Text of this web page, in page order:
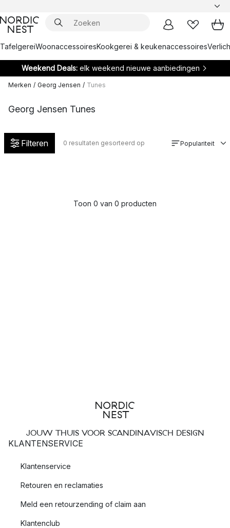
TafelgereiWoonaccessoiresKookgerei & keukenaccessoires
Weekend Deals: elk weekend nieuwe aanbiedingen
Merken / Georg Jensen / Tunes
Georg Jensen Tunes
Filteren 0 resultaten gesorteerd op Populariteit
Toon 0 van 0 producten
JOUW THUIS VOOR SCANDINAVISCH DESIGN
KLANTENSERVICE
Klantenservice
Retouren en reclamaties
Meld een retourzending of claim aan
Klantenclub